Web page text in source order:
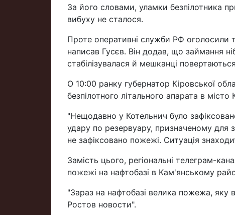
За його словами, уламки безпілотника
вибуху не сталося.
Проте оперативні служби РФ оголосили
написав Гусєв. Він додав, що займання
стабілізувалася й мешканці
О 10:00 ранку губернатор Кіровської
безпілотного літального апарата в місто
"Нещодавно у Котельнич було
удару по резервуару, призначеному для
не зафіксовано пожежі. Ситуація
Замість цього, регіональні телеграм-
пожежі на нафтобазі в Кам'янському
"Зараз на нафтобазі велика пожежа,
Ростов новости".